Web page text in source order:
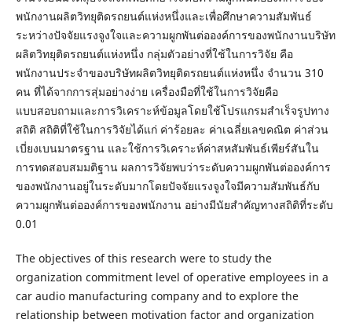
พนักงานผลิตวิทยุติดรถยนต์แห่งหนึ่งและเพื่อศึกษาความสัมพันธ์
ระหว่างปัจจัยแรงจูงใจและความผูกพันต่อองค์การของพนักงานบริษัท
ผลิตวิทยุติดรถยนต์แห่งหนึ่ง กลุ่มตัวอย่างที่ใช้ในการวิจัย คือ
พนักงานประจำของบริษัทผลิตวิทยุติดรถยนต์แห่งหนึ่ง จำนวน 310
คน ที่ได้จากการสุ่มอย่างง่าย เครื่องมือที่ใช้ในการวิจัยคือ
แบบสอบถามและการวิเคราะห์ข้อมูลโดยใช้โปรแกรมสำเร็จรูปทาง
สถิติ สถิติที่ใช้ในการวิจัยได้แก่ ค่าร้อยละ ค่าเฉลี่ยเลขคณิต ค่าส่วน
เบี่ยงเบนมาตรฐาน และใช้การวิเคราะห์ค่าสหสัมพันธ์เพียร์สันใน
การทดสอบสมมติฐาน ผลการวิจัยพบว่าระดับความผูกพันต่อองค์การ
ของพนักงานอยู่ในระดับมากโดยปัจจัยแรงจูงใจมีความสัมพันธ์กับ
ความผูกพันต่อองค์การของพนักงาน อย่างมีนัยสำคัญทางสถิติที่ระดับ
0.01
The objectives of this research were to study the
organization commitment level of operative employees in a
car audio manufacturing company and to explore the
relationship between motivation factor and organization